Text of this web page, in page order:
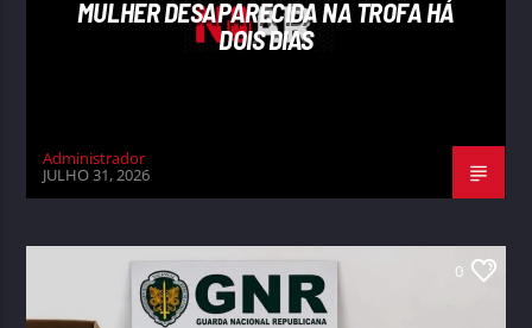
MULHER DESAPARECIDA NA TROFA HÁ
DOIS DIAS
Administrador
JULHO 31, 2026
0